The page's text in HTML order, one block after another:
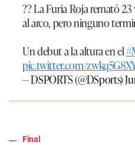
?? La Furia Roja remató
al arco, pero ninguno
Un debut a la altura en el
pic.twitter.com/
— DSPORTS (@DSports)
Final